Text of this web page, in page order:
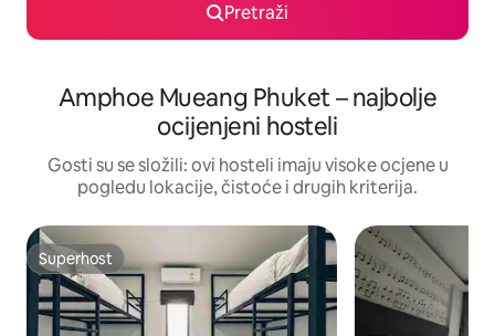
Pretraži
Amphoe Mueang Phuket – najbolje
ocijenjeni hosteli
Gosti su se složili: ovi hosteli imaju visoke ocjene u
pogledu lokacije, čistoće i drugih kriterija.
Superhost
Superhost